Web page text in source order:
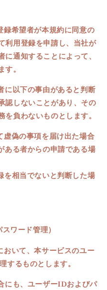
録希望者が本規約に同意の
利用登録を申請し、当社が
通知することによって、
。
に以下の事由があると判断
認しないことがあり、その
負わないものとします。
虚偽の事項を届け出た場合
る者からの申請である場
相当でないと判断した場
ワード管理）
おいて、本サービスのユー
するものとします。
にも、ユーザーIDおよびパ